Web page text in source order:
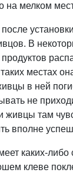
на мелком
В
местах
в ней
не
живцы там
вполне
каких-либо
клеве